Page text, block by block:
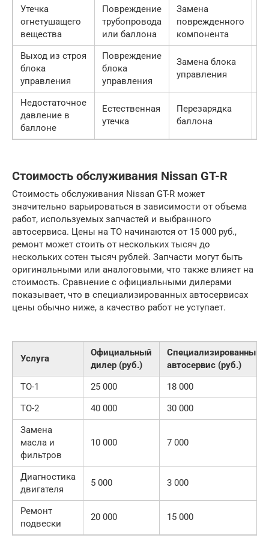
Утечка
огнетушащего
вещества
Повреждение
трубопровода
или баллона
Замена
поврежденного
компонента
Выход из строя
блока
управления
Повреждение
блока
управления
Замена блока
управления
Недостаточное
давление в
баллоне
Естественная
утечка
Перезарядка
баллона
Стоимость обслуживания Nissan GT-R
Стоимость обслуживания Nissan GT-R может
значительно варьироваться в зависимости от объема
работ, используемых запчастей и выбранного
автосервиса. Цены на ТО начинаются от 15 000 руб.,
ремонт может стоить от нескольких тысяч до
нескольких сотен тысяч рублей. Запчасти могут быть
оригинальными или аналоговыми, что также влияет на
стоимость. Сравнение с официальными дилерами
показывает, что в специализированных автосервисах
цены обычно ниже, а качество работ не уступает.
Услуга
Официальный
дилер (руб.)
Специализированный
автосервис (руб.)
ТО-1
25 000
18 000
ТО-2
40 000
30 000
Замена
масла и
фильтров
10 000 7 000
Диагностика
двигателя
5 000 3 000
Ремонт
подвески
20 000 15 000